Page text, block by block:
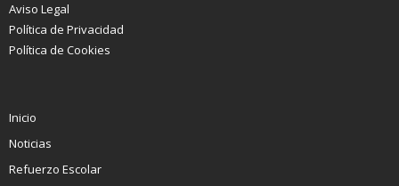
Aviso Legal
Política de Privacidad
Política de Cookies
Inicio
Noticias
Refuerzo Escolar